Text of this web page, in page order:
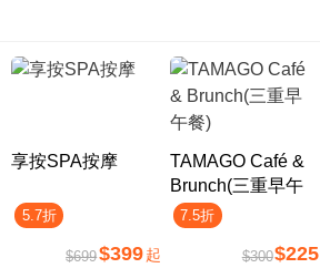
享按SPA按摩
5.7折
$699$399 起
TAMAGO Café &
Brunch(三重早午
餐)
7.5折
$300$225